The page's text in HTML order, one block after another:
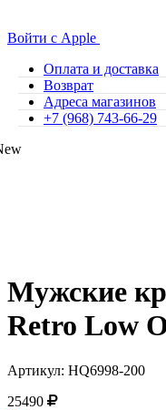
Войти с Apple
Оплата и доставка
Возврат
Адреса магазинов
+7 (968) 743-66-29
Мужские
Retro Low
Артикул: HQ6998-200
25490